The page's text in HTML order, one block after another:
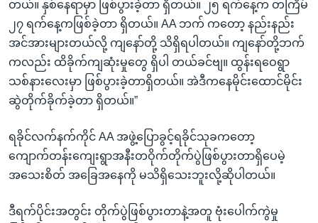
တယ်။ နှစ်နေရာမှာ ဖြစ်ပွားခဲ့တာ ရှိတယ်။ ၂၅ ရက်နေ့က တကြိမ်
၂၇ ရက်နေ့ကဖြစ်ခဲ့တာ ရှိတယ်။ AA ဘက် ကတော့ နည်းနည်း
အင်အားများတယ်လို့ ကျနော်တို့ သိရှိရပါတယ်။ ကျနော်တို့ဘက်
ကလည်း ထိခိုက်ကျဆုံးမှုတွေ ရှိပါ တယ်ခင်ဗျ။ ထွန်းရဝေရွာ
သစ်နားလေးမှာ ဖြစ်ပွားခဲ့တာရှိတယ်။ အဲဒီကနေမိုင်းထောင်မိုင်း
ဆွဲတိုက်ခိုက်ခဲ့တာ ရှိတယ်။”
ရခိုင်လက်နက်ကိုင် AA အဖွဲ့ပြောခွင့်ရခိုင်သုခကတော့
ကျောက်တန်းကျေးရွာအနီးတဝိုက်တိုက်ပွဲဖြစ်ပွားတာရှိပေမဲ့
အသေးစိတ် အခြေအနေကို မသိရှိသေးဘူးလို့ဆိုပါတယ်။
ဒီရက်ပိုင်းအတွင်း တိုက်ပွဲဖြစ်ပွားတာနဲ့အတူ ဗုံးပေါက်ကွဲမှု